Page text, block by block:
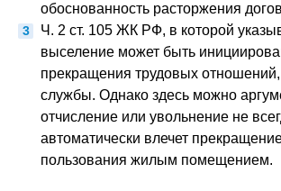
обоснованность расторжения
Ч. 2 ст. 105 ЖК РФ, в которой
выселение может быть
прекращения трудовых
службы. Однако здесь можно
отчисление или увольнение не
автоматически влечет
пользования жилым помещением.